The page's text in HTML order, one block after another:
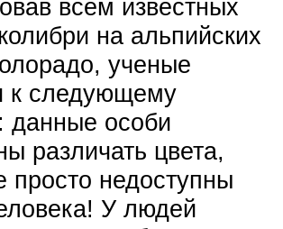
всем известных
на альпийских
ученые
к следующему
данные особи
различать цвета,
просто недоступны
У людей